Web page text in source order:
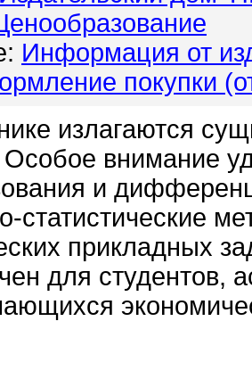
Информация от
покупки
излагаются
Особое внимание
и
статистические
прикладных
для студентов,